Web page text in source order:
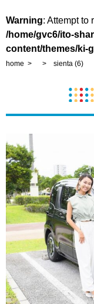
Warning: Attempt to
/home/gvc6/ito-
content/themes/ki-
home sienta (6)